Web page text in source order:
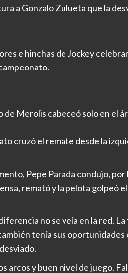
a Gonzalo Zulueta que la
e hinchas de Jockey
Merolis cabeceó solo en el
cruzó el remate desde la
Pepe Parada condujo, por
remató y la pelota golpeó
no se veía en la red.
tenía sus oportunidades
arcos y buen nivel de juego.